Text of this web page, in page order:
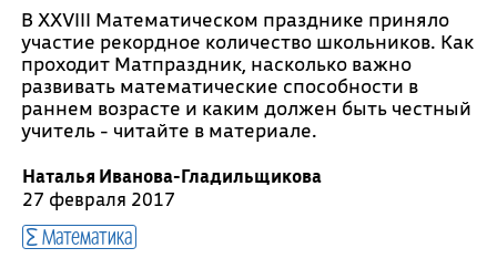
В XXVIII Математическом празднике приняло
участие рекордное количество школьников. Как
проходит Матпраздник, насколько важно
развивать математические способности в
раннем возрасте и каким должен быть честный
учитель - читайте в материале.
Наталья Иванова-Гладильщикова
27 февраля 2017
Математика